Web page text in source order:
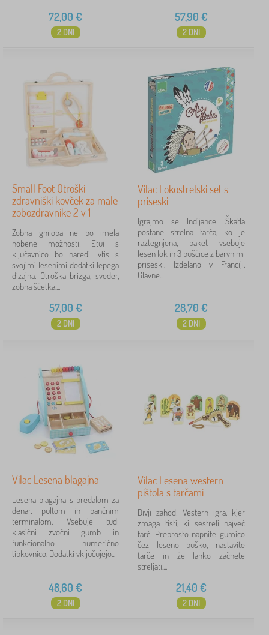
72,00 €
2 DNI
57,90 €
2 DNI
Small Foot Otroški
zdravniški kovček za male
zobozdravnike 2 v 1
Zobna gniloba ne bo imela
nobene možnosti! Etui s
ključavnico bo naredil vtis s
svojimi lesenimi dodatki lepega
dizajna. Otroška brizga, sveder,
zobna ščetka,...
57,00 €
2 DNI
Vilac Lokostrelski set s
priseski
Igrajmo se Indijance. Škatla
postane strelna tarča, ko je
raztegnjena, paket vsebuje
lesen lok in 3 puščice z barvnimi
priseski. Izdelano v Franciji.
Glavne...
28,70 €
2 DNI
Vilac Lesena blagajna
Lesena blagajna s predalom za
denar, pultom in bančnim
terminalom. Vsebuje tudi
klasični zvočni gumb in
funkcionalno numerično
tipkovnico. Dodatki vključujejo...
48,60 €
2 DNI
Vilac Lesena western
pištola s tarčami
Divji zahod! Vestern igra, kjer
zmaga tisti, ki sestreli največ
tarč. Preprosto napnite gumico
čez leseno puško, nastavite
tarče in že lahko začnete
streljati....
21,40 €
2 DNI